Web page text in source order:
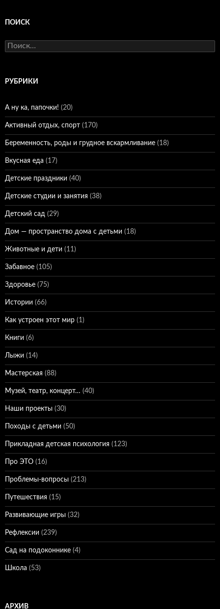
ПОИСК
Найти:
РУБРИКИ
А ну ка, папочки! (20)
Активный отдых, спорт (170)
Беременность, роды и грудное вскармливание (18)
Вкусная еда (17)
Детские праздники (40)
Детские студии и занятия (38)
Детский сад (29)
Дом — пространство дома с детьми (18)
Животные и дети (11)
Забавное (105)
Здоровье (75)
Истории (66)
Как устроен этот мир (1)
Книги (6)
Лыжи (14)
Мастерская (88)
Музей, театр, концерт… (40)
Наши проекты (30)
Походы с детьми (50)
Прикладная детская психология (123)
Про ЭТО (16)
Проблемы-вопросы (213)
Путешествия (15)
Развивающие игры (32)
Рефлексии (239)
Сад на подоконнике (4)
Школа (53)
АРХИВ